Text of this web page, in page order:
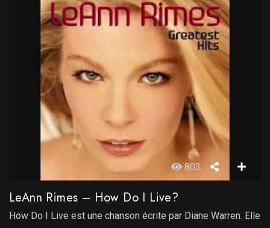
803
LeAnn Rimes – How Do I Live?
How Do I Live est une chanson écrite par Diane Warren. Elle